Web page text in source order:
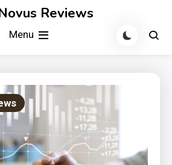
Reviews
Menu